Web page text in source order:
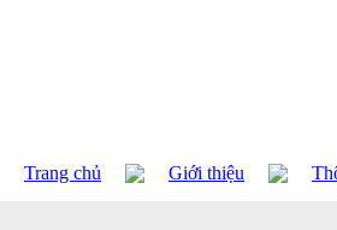
Trang chủ Giới thiệu